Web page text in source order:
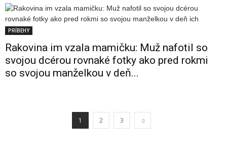
PRÍBEHY
Rakovina im vzala mamičku: Muž nafotil so
svojou dcérou rovnaké fotky ako pred rokmi
so svojou manželkou v deň...
1 2 3